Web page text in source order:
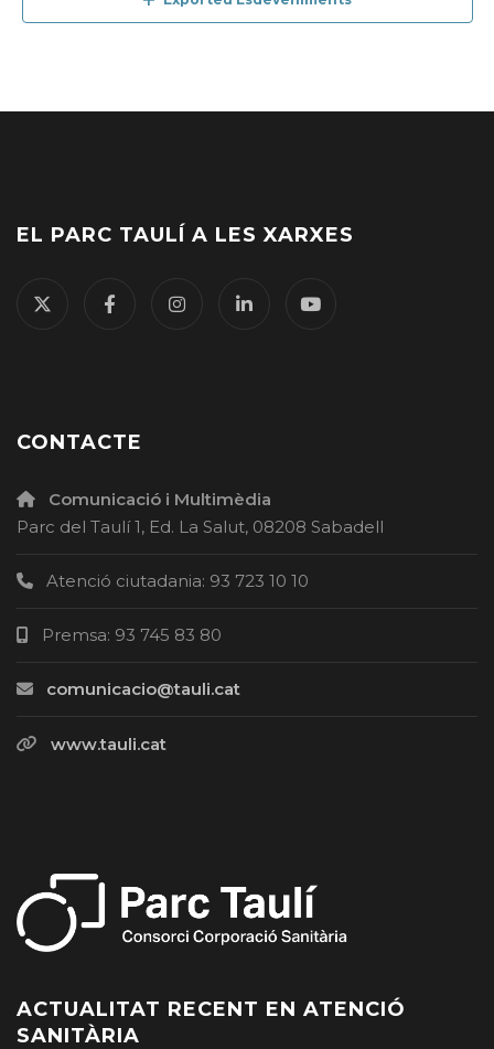
EL PARC TAULÍ A LES XARXES
CONTACTE
Comunicació i Multimèdia
Parc del Taulí 1, Ed. La Salut, 08208 Sabadell
Atenció ciutadania: 93 723 10 10
Premsa: 93 745 83 80
comunicacio@tauli.cat
www.tauli.cat
ACTUALITAT RECENT EN ATENCIÓ
SANITÀRIA